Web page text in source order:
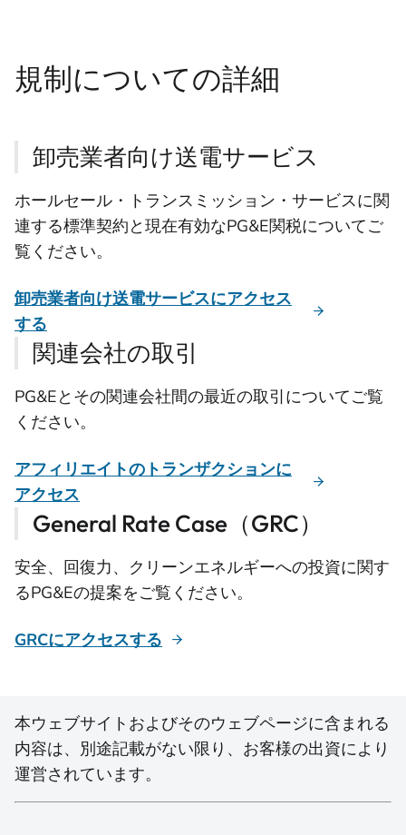
規制についての詳細
卸売業者向け送電サービス
ホールセール・トランスミッション・サービスに関
連する標準契約と現在有効なPG&E関税についてご
覧ください。
卸売業者向け送電サービスにアクセス
する
関連会社の取引
PG&Eとその関連会社間の最近の取引についてご覧
ください。
アフィリエイトのトランザクションに
アクセス
General Rate Case（GRC）
安全、回復力、クリーンエネルギーへの投資に関す
るPG&Eの提案をご覧ください。
GRCにアクセスする
本ウェブサイトおよびそのウェブページに含まれる
内容は、別途記載がない限り、お客様の出資により
運営されています。